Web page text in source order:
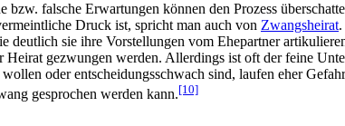
falsche Erwartungen können den Prozess
Druck ist, spricht man auch von Zwangsheirat
sie ihre Vorstellungen vom Ehepartner
gezwungen werden. Allerdings ist oft der feine
oder entscheidungs­schwach sind, laufen eher
gesprochen werden kann.[10]